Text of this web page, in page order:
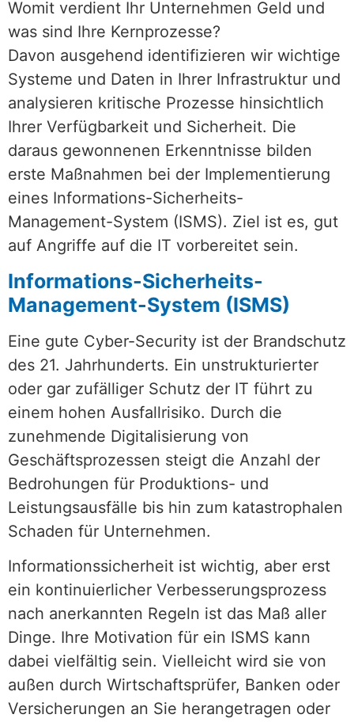
Womit verdient Ihr Unternehmen Geld und
was sind Ihre Kernprozesse?
Davon ausgehend identifizieren wir wichtige
Systeme und Daten in Ihrer Infrastruktur und
analysieren kritische Prozesse hinsichtlich
Ihrer Verfügbarkeit und Sicherheit. Die
daraus gewonnenen Erkenntnisse bilden
erste Maßnahmen bei der Implementierung
eines Informations-Sicherheits-
Management-System (ISMS). Ziel ist es, gut
auf Angriffe auf die IT vorbereitet sein.
Informations-Sicherheits-
Management-System (ISMS)
Eine gute Cyber-Security ist der Brandschutz
des 21. Jahrhunderts. Ein unstrukturierter
oder gar zufälliger Schutz der IT führt zu
einem hohen Ausfallrisiko. Durch die
zunehmende Digitalisierung von
Geschäftsprozessen steigt die Anzahl der
Bedrohungen für Produktions- und
Leistungsausfälle bis hin zum katastrophalen
Schaden für Unternehmen.
Informationssicherheit ist wichtig, aber erst
ein kontinuierlicher Verbesserungsprozess
nach anerkannten Regeln ist das Maß aller
Dinge. Ihre Motivation für ein ISMS kann
dabei vielfältig sein. Vielleicht wird sie von
außen durch Wirtschaftsprüfer, Banken oder
Versicherungen an Sie herangetragen oder